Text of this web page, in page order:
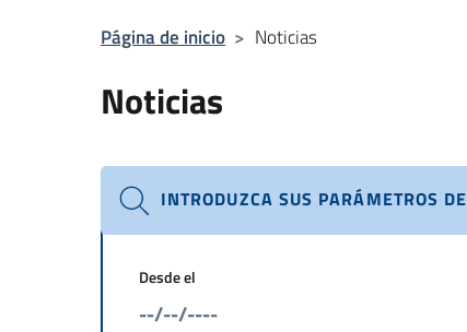
Página de inicio > Noticias
Noticias
INTRODUZCA SUS PARÁMETROS
Desde el